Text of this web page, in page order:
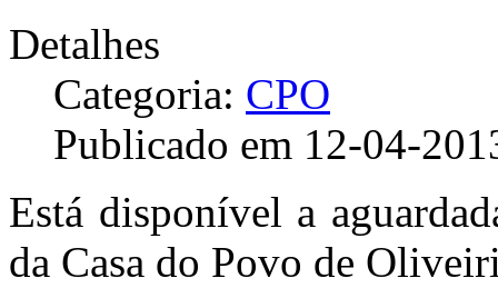
Detalhes
Categoria: CPO
Publicado em 12-04-
Está disponível a
da Casa do Povo de